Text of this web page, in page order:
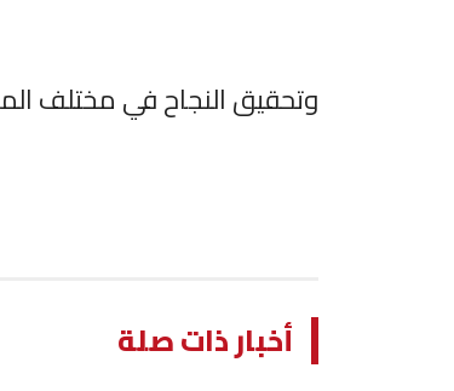
وتحقيق النجاح في مختلف
أخبار ذات صلة